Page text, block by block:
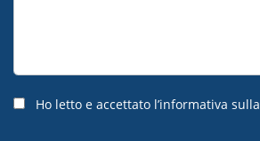
Ho letto e accettato l’informativa sulla